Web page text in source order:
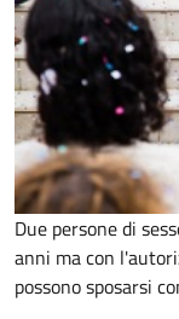
Due persone di
anni ma con
possono sposarsi